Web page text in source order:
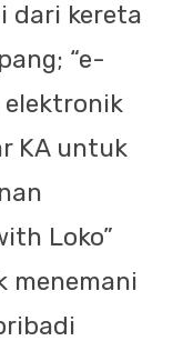
dari kereta
“e-
elektronik
KA untuk
Loko”
menemani